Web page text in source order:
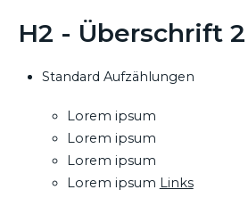
H2 - Überschrift 2
Standard Aufzählungen
Lorem ipsum
Lorem ipsum
Lorem ipsum
Lorem ipsum Links